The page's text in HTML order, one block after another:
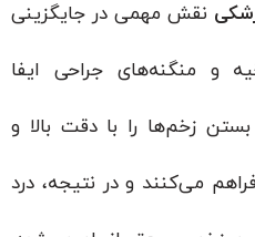
نقش مهمی در جایگزینی
و منگنه‌های جراحی ایفا
زخم‌ها را با دقت بالا و
می‌کنند و در نتیجه، درد